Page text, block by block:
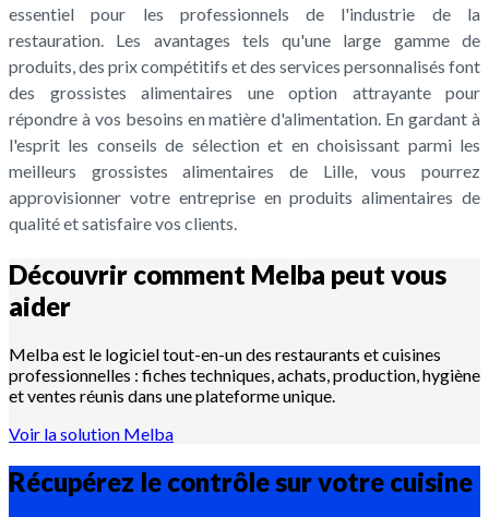
essentiel pour les professionnels de l'industrie de la
restauration. Les avantages tels qu'une large gamme de
produits, des prix compétitifs et des services personnalisés font
des grossistes alimentaires une option attrayante pour
répondre à vos besoins en matière d'alimentation. En gardant à
l'esprit les conseils de sélection et en choisissant parmi les
meilleurs grossistes alimentaires de Lille, vous pourrez
approvisionner votre entreprise en produits alimentaires de
qualité et satisfaire vos clients.
Découvrir comment Melba peut vous
aider
Melba est le logiciel tout-en-un des restaurants et cuisines
professionnelles : fiches techniques, achats, production, hygiène
et ventes réunis dans une plateforme unique.
Voir la solution Melba
Récupérez le contrôle sur votre cuisine